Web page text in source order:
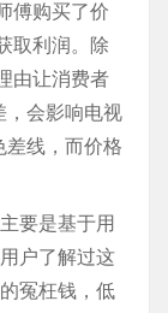
傅购买了价
取利润。除
由让消费者
，会影响电视
差线，而价格
要是基于用
户了解过这
冤枉钱，低